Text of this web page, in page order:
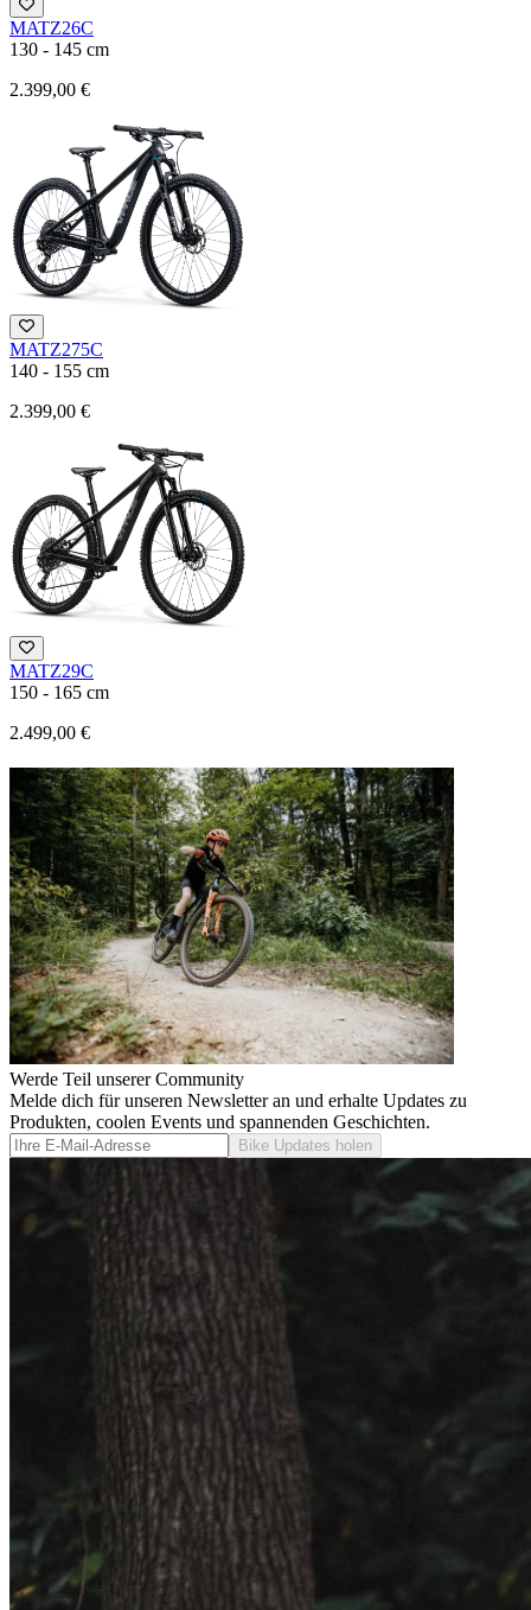
MATZ26C
130 - 145 cm
2.399,00 €
MATZ275C
140 - 155 cm
2.399,00 €
MATZ29C
150 - 165 cm
2.499,00 €
Werde Teil unserer Community
Melde dich für unseren Newsletter an und erhalte Updates zu
Produkten, coolen Events und spannenden Geschichten.
Bike Updates holen